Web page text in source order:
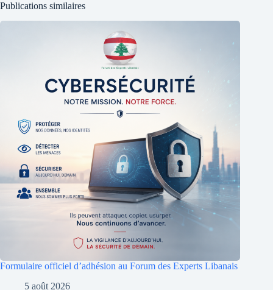
Publications similaires
Formulaire officiel d’adhésion au Forum des Experts Libanais
5 août 2026